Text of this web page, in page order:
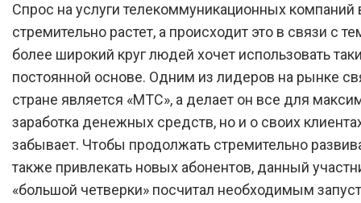
Сотовый оператор
«МТС» предложил новый
самый лучший в мире
тарифный план
Спрос на услуги телекоммуникационных компаний
стремительно растет, а происходит это в связи с
более широкий круг людей хочет использовать
постоянной основе. Одним из лидеров на рынке
стране является «МТС», а делает он все для
заработка денежных средств, но и о своих
забывает. Чтобы продолжать стремительно
также привлекать новых абонентов, данный
«большой четверки» посчитал необходимым